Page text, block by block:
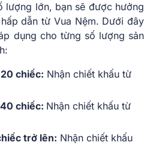
lượng lớn, bạn sẽ được hưởng
dẫn từ Vua Nệm. Dưới đây
dụng cho từng số lượng sản
chiếc: Nhận chiết khấu từ
chiếc: Nhận chiết khấu từ
trở lên: Nhận chiết khấu